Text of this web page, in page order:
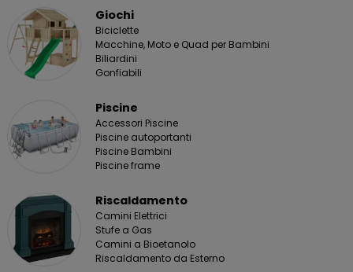
Giochi
Biciclette
Macchine, Moto e Quad per Bambini
Biliardini
Gonfiabili
Piscine
Accessori Piscine
Piscine autoportanti
Piscine Bambini
Piscine frame
Riscaldamento
Camini Elettrici
Stufe a Gas
Camini a Bioetanolo
Riscaldamento da Esterno